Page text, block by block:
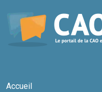
Accueil